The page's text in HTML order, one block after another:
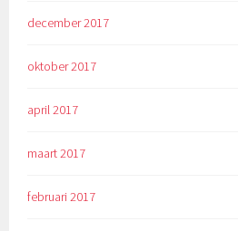
december 2017
oktober 2017
april 2017
maart 2017
februari 2017